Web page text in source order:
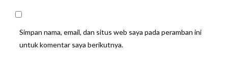
Simpan nama, email, dan situs web saya pada peramban ini
untuk komentar saya berikutnya.